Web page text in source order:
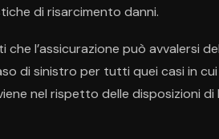
di risarcimento danni.
che l’assicurazione può avvalersi
di sinistro per tutti quei casi in
nel rispetto delle disposizioni di